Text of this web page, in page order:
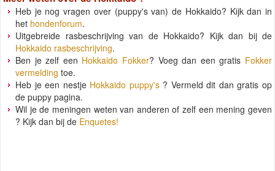
Heb je nog vragen over (puppy's van) de Hokkaido? Kijk dan in
het hondenforum.
Uitgebreide rasbeschrijving van de Hokkaido? Kijk dan bij de
Hokkaido rasbeschrijving.
Ben je zelf een Hokkaido Fokker? Voeg dan een gratis Fokker
vermelding toe.
Heb je een nestje Hokkaido puppy's? Vermeld dit dan gratis op
de puppy pagina.
Wil je de meningen weten van anderen of zelf een mening geven
? Kijk dan bij de Enquetes!